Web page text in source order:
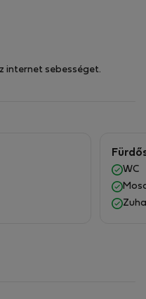
síkképernyős
WC-vel,
és franciaággyal. A
internet sebességet.
WC